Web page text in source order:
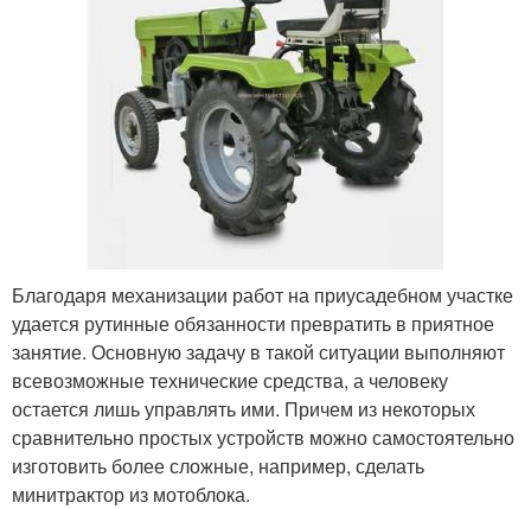
Благодаря механизации работ на приусадебном участке
удается рутинные обязанности превратить в приятное
занятие. Основную задачу в такой ситуации выполняют
всевозможные технические средства, а человеку
остается лишь управлять ими. Причем из некоторых
сравнительно простых устройств можно самостоятельно
изготовить более сложные, например, сделать
минитрактор из мотоблока.